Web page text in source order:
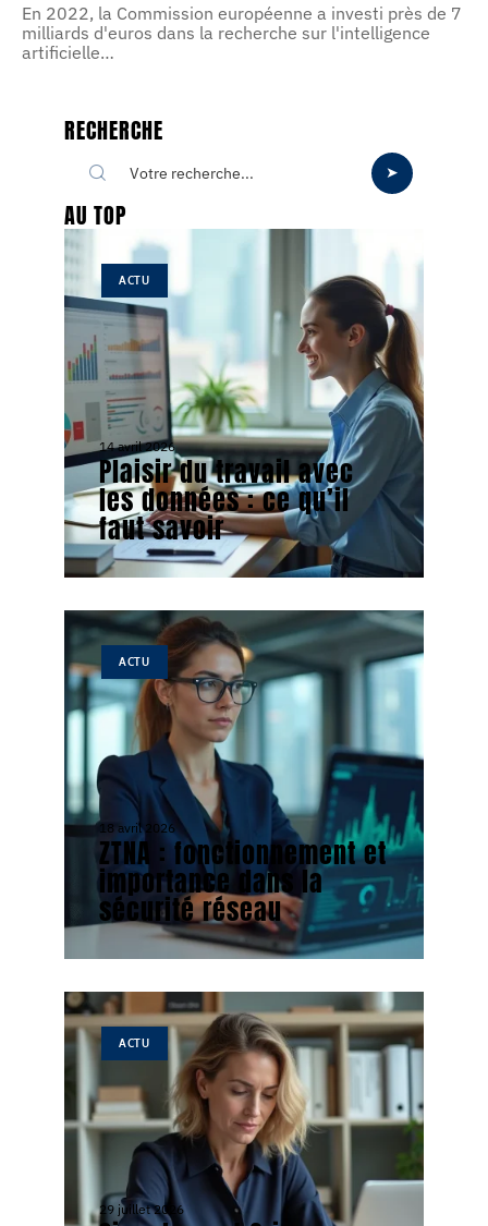
En 2022, la Commission européenne a investi près de 7
milliards d'euros dans la recherche sur l'intelligence
artificielle…
RECHERCHE
AU TOP
ACTU
14 avril 2026
Plaisir du travail avec
les données : ce qu’il
faut savoir
ACTU
18 avril 2026
ZTNA : fonctionnement et
importance dans la
sécurité réseau
ACTU
29 juillet 2026